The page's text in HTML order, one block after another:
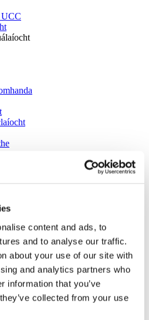
content and ads, to
and to analyse our traffic.
about your use of our site with
and analytics partners who
information that you’ve
collected from your use
UCC
Corcaigh